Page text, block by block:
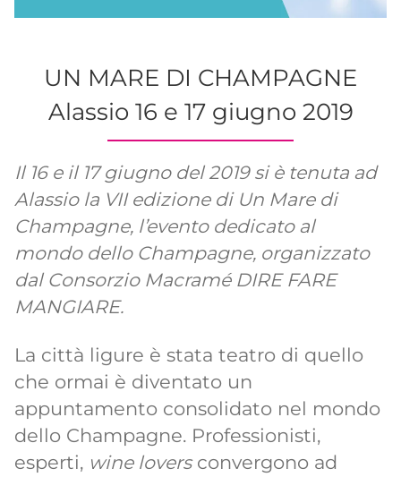
UN MARE DI CHAMPAGNE
Alassio 16 e 17 giugno 2019
Il 16 e il 17 giugno del 2019 si è tenuta ad
Alassio la VII edizione di Un Mare di
Champagne, l’evento dedicato al
mondo dello Champagne, organizzato
dal Consorzio Macramé DIRE FARE
MANGIARE.
La città ligure è stata teatro di quello
che ormai è diventato un
appuntamento consolidato nel mondo
dello Champagne. Professionisti,
esperti, wine loversconvergono ad